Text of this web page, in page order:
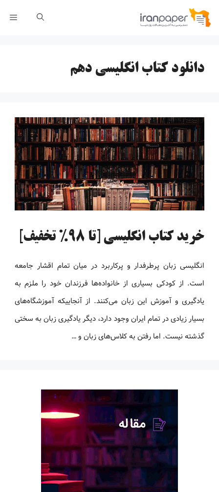
پرش
دانلود کتاب انگلیسی دهم
خرید کتاب انگلیسی [تا 98% تخفیف]
انگلیسی زبان پرطرفدار و پرکاربرد در میان تمام اقشار جامعه
است. از کودکی بسیاری از خانواده‌ها فرزندان خود را ملزم به
یادگیری و آموزش این زبان می‌کنند. از آنجاییکه آموزشگاه‌های
بسیار زیادی در تمام ایران وجود دارد، دیگر یادگیری زبان به سختی
گذشته نیست. اما رفتن به کلاس‌های زبان و …